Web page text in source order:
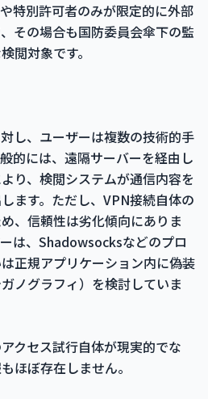
特別許可者のみが限定的に外部
その場合も国防委員会傘下の監
閲対象です。
し、ユーザーは複数の技術的手
的には、遠隔サーバーを経由し
り、検閲システムが通信内容を
ます。ただし、VPN接続自体の
、信頼性は劣化傾向にありま
は、Shadowsocksなどのプロ
正規アプリケーション内に偽装
ノグラフィ）を検討していま
クセス試行自体が現実的でな
ほぼ存在しません。